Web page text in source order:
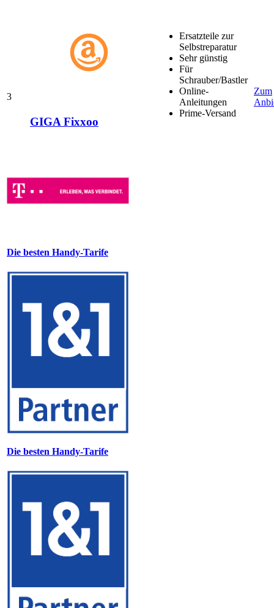
3
GIGA Fixxoo
Ersatzteile zur
Selbstreparatur
Sehr günstig
Für
Schrauber/Bastler
Online-
Anleitungen
Prime-Versand
Zum
Die besten Handy-Tarife
Die besten Handy-Tarife